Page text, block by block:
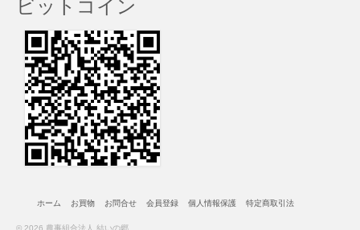
ビットコイン
ホーム お買物 お問合せ 会員登録 個人情報保護 特定商取引法
© 2026 農事組合法人 結いの郷